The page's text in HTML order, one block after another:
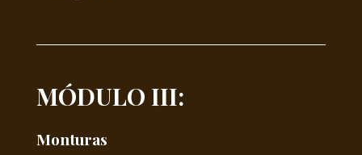
MÓDULO III:
Monturas